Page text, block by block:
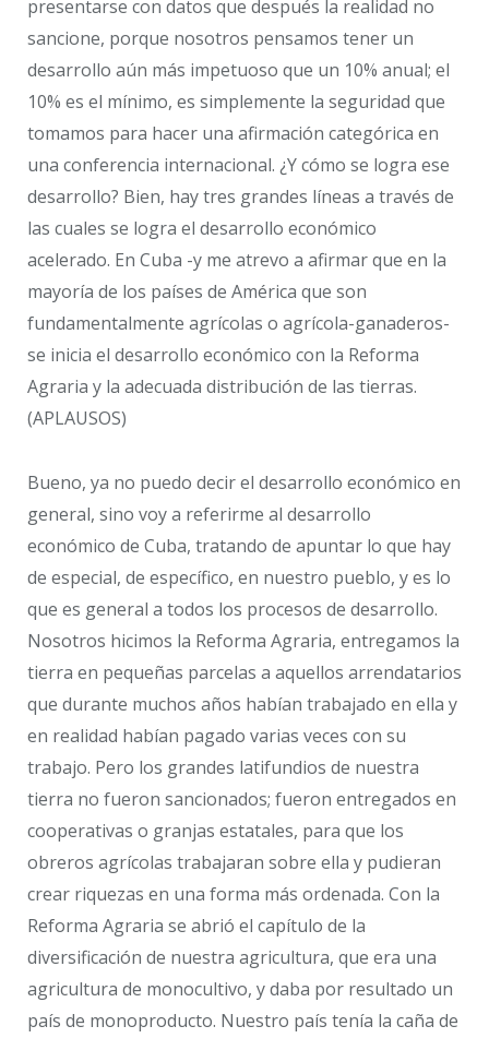
presentarse con datos que después la realidad no
sancione, porque nosotros pensamos tener un
desarrollo aún más impetuoso que un 10% anual; el
10% es el mínimo, es simplemente la seguridad que
tomamos para hacer una afirmación categórica en
una conferencia internacional. ¿Y cómo se logra ese
desarrollo? Bien, hay tres grandes líneas a través de
las cuales se logra el desarrollo económico
acelerado. En Cuba -y me atrevo a afirmar que en la
mayoría de los países de América que son
fundamentalmente agrícolas o agrícola-ganaderos-
se inicia el desarrollo económico con la Reforma
Agraria y la adecuada distribución de las tierras.
(APLAUSOS)
Bueno, ya no puedo decir el desarrollo económico en
general, sino voy a referirme al desarrollo
económico de Cuba, tratando de apuntar lo que hay
de especial, de específico, en nuestro pueblo, y es lo
que es general a todos los procesos de desarrollo.
Nosotros hicimos la Reforma Agraria, entregamos la
tierra en pequeñas parcelas a aquellos arrendatarios
que durante muchos años habían trabajado en ella y
en realidad habían pagado varias veces con su
trabajo. Pero los grandes latifundios de nuestra
tierra no fueron sancionados; fueron entregados en
cooperativas o granjas estatales, para que los
obreros agrícolas trabajaran sobre ella y pudieran
crear riquezas en una forma más ordenada. Con la
Reforma Agraria se abrió el capítulo de la
diversificación de nuestra agricultura, que era una
agricultura de monocultivo, y daba por resultado un
país de monoproducto. Nuestro país tenía la caña de